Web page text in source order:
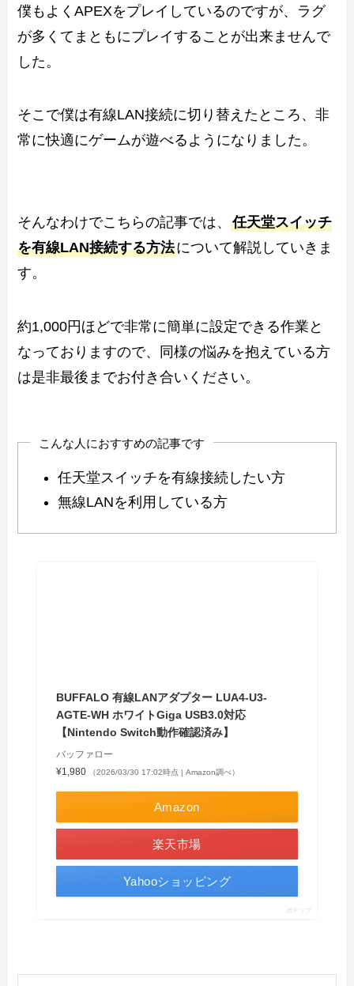
僕もよくAPEXをプレイしているのですが、ラグ
が多くてまともにプレイすることが出来ませんで
した。
そこで僕は有線LAN接続に切り替えたところ、非
常に快適にゲームが遊べるようになりました。
そんなわけでこちらの記事では、任天堂スイッチ
を有線LAN接続する方法について解説していきま
す。
約1,000円ほどで非常に簡単に設定できる作業と
なっておりますので、同様の悩みを抱えている方
は是非最後までお付き合いください。
こんな人におすすめの記事です
任天堂スイッチを有線接続したい方
無線LANを利用している方
BUFFALO 有線LANアダプター LUA4-U3-
AGTE-WH ホワイトGiga USB3.0対応
【Nintendo Switch動作確認済み】
バッファロー
¥1,980
（2026/03/30 17:02時点 | Amazon調べ）
Amazon
楽天市場
Yahooショッピング
ポチップ